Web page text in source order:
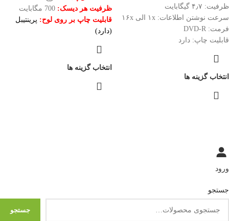
ظرفیت: ۴٫۷ گیگابایت
سرعت نوشتن اطلاعات: ۱x الی ۱۶x
فرمت: DVD-R
قابلیت چاپ: دارد
انتخاب گزینه ها
ظرفیت هر دیسک:
قابلیت چاپ بر روی لوح: پرینتیبل
(دارد)
انتخاب گزینه ها
ورود
جستجو
جستجو